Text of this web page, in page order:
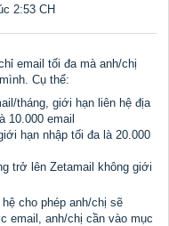
2:53 CH
email tối đa mà anh/chị
Cụ thể:
tháng, giới hạn liên hệ địa
10.000 email
hạn nhập tối đa là 20.000
trở lên Zetamail không giới
cho phép anh/chị sẽ
email, anh/chị cần vào mục